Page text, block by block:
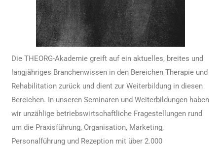
Die THEORG-Akademie greift auf ein aktuelles, breites und
langjähriges Branchenwissen in den Bereichen Therapie und
Rehabilitation zurück und dient zur Weiterbildung in diesen
Bereichen. In unseren Seminaren und Weiterbildungen haben
wir unzählige betriebswirtschaftliche Fragestellungen rund
um die Praxisführung, Organisation, Marketing,
Personalführung und Rezeption mit über 2.000